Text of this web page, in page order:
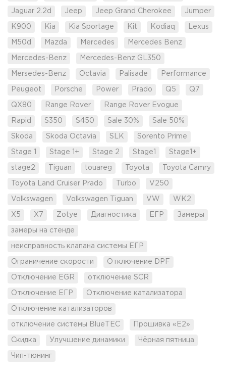
Jaguar 2.2d Jeep Jeep Grand Cherokee Jumper
K900 Kia Kia Sportage Kit Kodiaq Lexus
M50d Mazda Mercedes Mercedes Benz
Mercedes-Benz Mercedes-Benz GL350
Mersedes-Benz Octavia Palisade Performance
Peugeot Porsche Power Prado Q5 Q7
QX80 Range Rover Range Rover Evogue
Rapid S350 S450 Sale 30% Sale 50%
Skoda Skoda Octavia SLK Sorento Prime
Stage 1 Stage 1+ Stage 2 Stage1 Stage1+
stage2 Tiguan touareg Toyota Toyota Camry
Toyota Land Cruiser Prado Turbo V250
Volkswagen Volkswagen Tiguan VW WK2
X5 X7 Zotye Диагностика ЕГР Замеры
замеры на стенде
неисправность клапана системы ЕГР
Ограничение скорости Отключение DPF
Отключение EGR отключение SCR
Отключение ЕГР Отключение катализатора
Отключение катализаторов
отключение системы BlueTEC Прошивка «Е2»
Скидка Улучшение динамики Чёрная пятница
Чип-тюнинг